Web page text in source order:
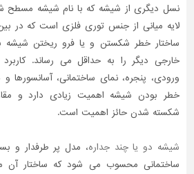
نسل دیگری از شیشه که با نام شیشه مسطح
لایه میانی از جنس توری فلزی است که در
ساختار خطر شکستن و یا فرو ریختن شیشه
خارجی دیگر را به حداقل می رساند.
ورودی، پنجره، نمای ساختمانی،
خطر بودن شیشه اهمیت زیادی دارد و
شکسته شدن حائز اهمیت است.
شیشه دو یا چند جداره، مدل پر طرفدار و
ساختمانی محسوب می شود که ساختار آن